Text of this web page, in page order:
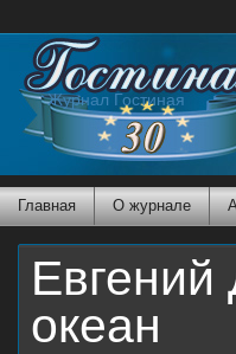
Журнал Гостиная
Главная О журнале
Евгений
океан